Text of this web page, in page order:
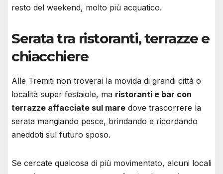
resto del weekend, molto più acquatico.
Serata tra ristoranti, terrazze e
chiacchiere
Alle Tremiti non troverai la movida di grandi città o
località super festaiole, ma ristoranti e bar con
terrazze affacciate sul mare dove trascorrere la
serata mangiando pesce, brindando e ricordando
aneddoti sul futuro sposo.
Se cercate qualcosa di più movimentato, alcuni locali